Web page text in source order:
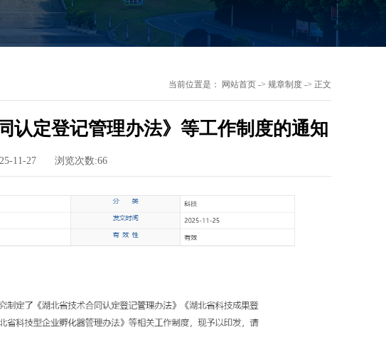
当前位置是： 网站首页 -> 规章制度 -> 正文
认定登记管理办法》等工作制度的通知
11-27 浏览次数:66